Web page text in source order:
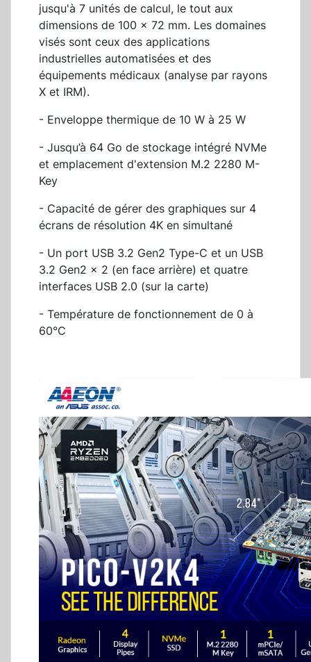
jusqu'à 7 unités de calcul, le tout aux
dimensions de 100 x 72 mm. Les domaines
visés sont ceux des applications
industrielles automatisées et des
équipements médicaux (analyse par rayons
X et IRM).
- Enveloppe thermique de 10 W à 25 W
- Jusqu’à 64 Go de stockage intégré NVMe
et emplacement d'extension M.2 2280 M-
Key
- Capacité de gérer des graphiques sur 4
écrans de résolution 4K en simultané
- Un port USB 3.2 Gen2 Type-C et un USB
3.2 Gen2 x 2 (en face arrière) et quatre
interfaces USB 2.0 (sur la carte)
- Température de fonctionnement de 0 à
60°C